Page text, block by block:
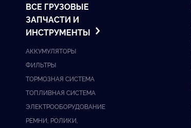
ВСЕ ГРУЗОВЫЕ
ЗАПЧАСТИ И
ИНСТРУМЕНТЫ
АККУМУЛЯТОРЫ
ФИЛЬТРЫ
ТОРМОЗНАЯ СИСТЕМА
ТОПЛИВНАЯ СИСТЕМА
ЭЛЕКТРООБОРУДОВАНИЕ
РЕМНИ, РОЛИКИ,